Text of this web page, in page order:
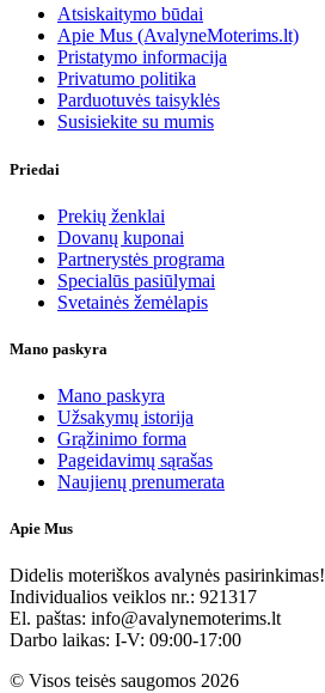
Atsiskaitymo būdai
Apie Mus (AvalyneMoterims.lt)
Pristatymo informacija
Privatumo politika
Parduotuvės taisyklės
Susisiekite su mumis
Priedai
Prekių ženklai
Dovanų kuponai
Partnerystės programa
Specialūs pasiūlymai
Svetainės žemėlapis
Mano paskyra
Mano paskyra
Užsakymų istorija
Grąžinimo forma
Pageidavimų sąrašas
Naujienų prenumerata
Apie Mus
Didelis moteriškos avalynės pasirinkimas!
Individualios veiklos nr.: 921317
El. paštas: info@avalynemoterims.lt
Darbo laikas: I-V: 09:00-17:00
© Visos teisės saugomos 2026